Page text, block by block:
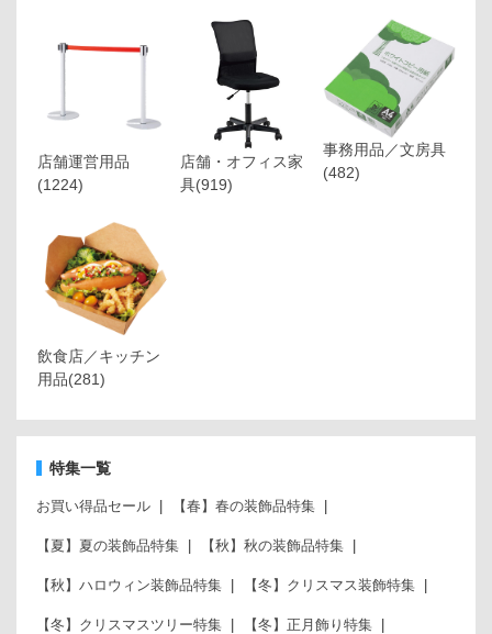
店舗運営用品
(1224)
店舗・オフィス家
具(919)
事務用品／文房具
(482)
飲食店／キッチン
用品(281)
特集一覧
お買い得品セール 【春】春の装飾品特集
【夏】夏の装飾品特集 【秋】秋の装飾品特集
【秋】ハロウィン装飾品特集 【冬】クリスマス装飾特集
【冬】クリスマスツリー特集 【冬】正月飾り特集